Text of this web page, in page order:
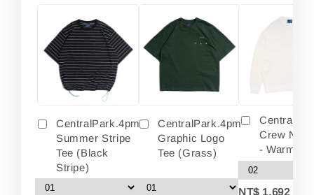
CentralPark.4pm
Summer Stripe
Tee (Black
Stripe)
CentralPark.4pm
Graphic Logo
Tee (Grass)
Crew
- Warm
NT$ 1,692